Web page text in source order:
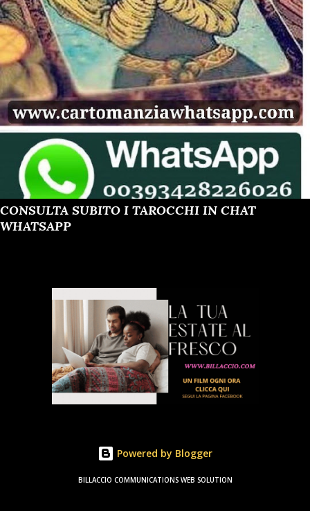
CONSULTA SUBITO I TAROCCHI IN CHAT
WHATSAPP
Powered by Blogger
BILLACCIO COMMUNICATIONS WEB SOLUTION